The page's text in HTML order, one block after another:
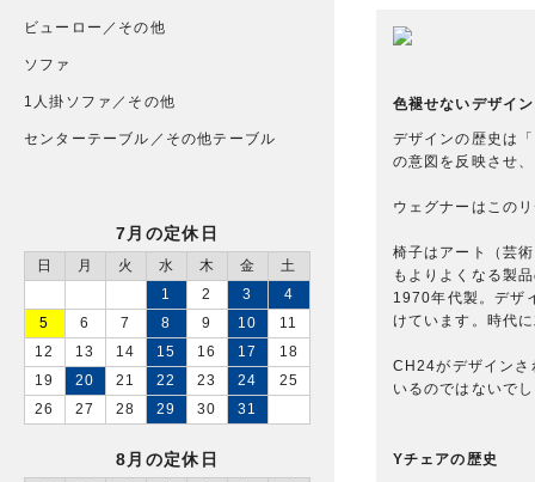
色褪せないデザイン
デザインの歴史は
の意図を反映させ
ウェグナーはこの
椅子はアート（芸
もよりよくなる製
1970年代製。デザ
けています。時代
CH24がデザインさ
いるのではないで
Yチェアの歴史
ビューロー／その他
ソファ
1人掛ソファ／その他
センターテーブル／その他テーブル
7月の定休日
日 月 火 水 木 金
土
1
2 3
4
5
6 7 8 9 10
11
12
13 14 15 16 17
18
19
20 21 22 23 24
25
26
27 28 29 30 31
8月の定休日